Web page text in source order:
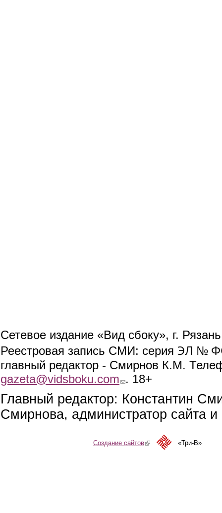
Сетевое издание «Вид сбоку», г.
Реестровая запись СМИ: серия ЭЛ №
главный редактор - Смирнов К.М.
gazeta@vidsboku.com (link sends e-mail)
. 18+
Главный редактор: Константин
Смирнова, администратор сайта
Создание сайтов(link is external)«Три-В»